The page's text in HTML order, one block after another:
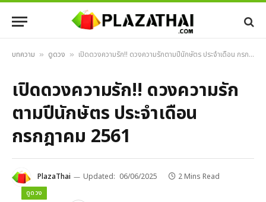
บทความ » ดูดวง » เปิดดวงความรัก!! ดวงความรักตามปีนักษัตร ประจำเดือน กรกฎาคม 2561
เปิดดวงความรัก!! ดวงความรัก
ตามปีนักษัตร ประจำเดือน
กรกฎาคม 2561
PlazaThai Updated: 06/06/2025 2 Mins Read
ดูดวง